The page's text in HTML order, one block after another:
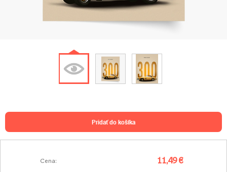
Cena: 11,49 €
pridať do košíka